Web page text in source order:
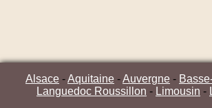
Alsace -Aquitaine -Auvergne -
Languedoc Roussillon - Limousin -